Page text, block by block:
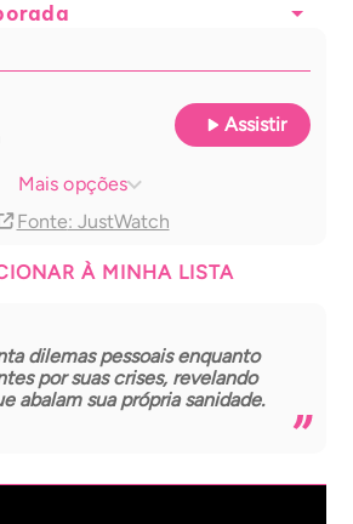
Assistir
Mais opções
Fonte: JustWatch
À MINHA LISTA
dilemas pessoais enquanto
por suas crises, revelando
abalam sua própria sanidade.